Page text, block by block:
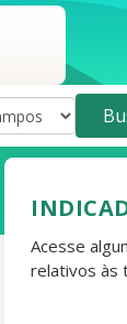
Acesse
relativos às